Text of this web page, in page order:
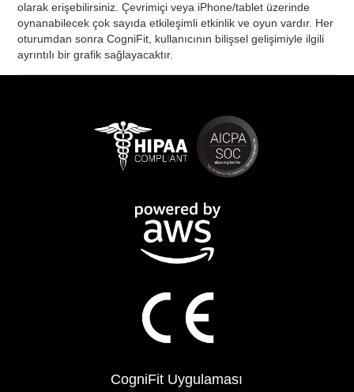
olarak erişebilirsiniz. Çevrimiçi veya iPhone/tablet üzerinde
oynanabilecek çok sayıda etkileşimli etkinlik ve oyun vardır. Her
oturumdan sonra CogniFit, kullanıcının bilişsel gelişimiyle ilgili
ayrıntılı bir grafik sağlayacaktır.
CogniFit Uygulaması